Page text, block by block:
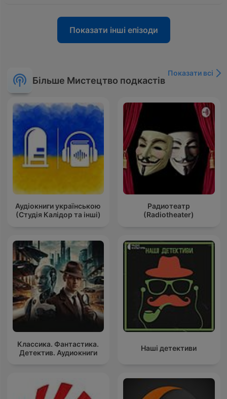
Показати інші епізоди
Більше Мистецтво подкастів
Показати всі
Аудіокниги українською
(Студія Калідор та інші)
Радиотеатр
(Radiotheater)
Классика. Фантастика.
Детектив. Аудиокниги
Наші детективи